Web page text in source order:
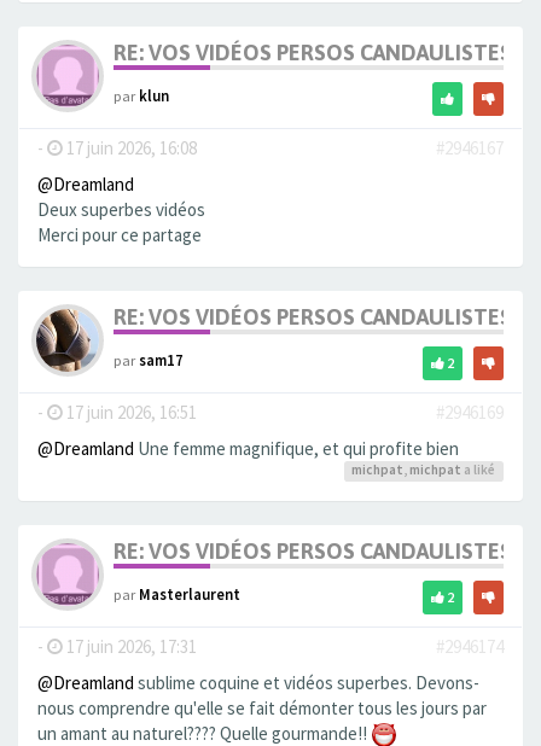
RE: VOS VIDÉOS PERSOS CANDAULISTES
parklun
- 17 juin 2026, 16:08
#2946167
@Dreamland
Deux superbes vidéos
Merci pour ce partage
RE: VOS VIDÉOS PERSOS CANDAULISTES
parsam17 2
- 17 juin 2026, 16:51
#2946169
@Dreamland Une femme magnifique, et qui profite bien
michpat, michpat a liké
RE: VOS VIDÉOS PERSOS CANDAULISTES
parMasterlaurent 2
- 17 juin 2026, 17:31
#2946174
@Dreamland sublime coquine et vidéos superbes. Devons-
nous comprendre qu'elle se fait démonter tous les jours par
un amant au naturel???? Quelle gourmande!!